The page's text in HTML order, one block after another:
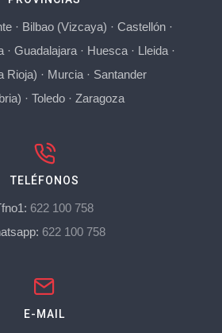
· Bilbao (Vizcaya) · Castellón·
· Guadalajara· Huesca· Lleida·
Rioja) · Murcia· Santander
·Toledo ·Zaragoza
TELÉFONOS
622 100 758
622 100 758
E-MAIL